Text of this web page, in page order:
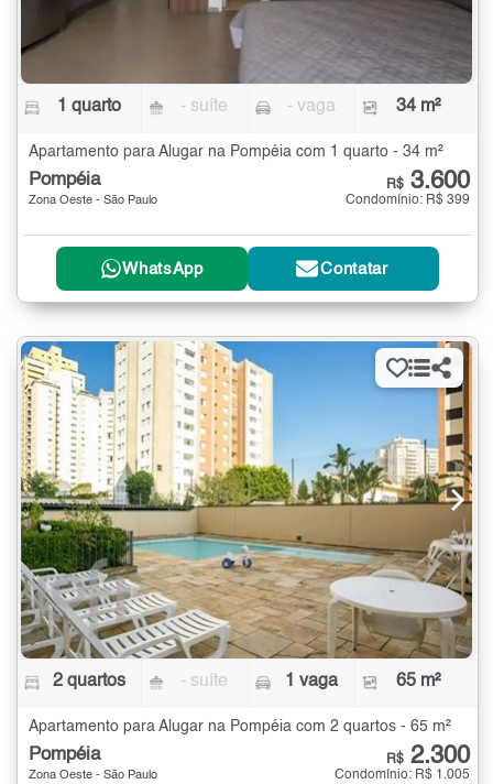
1 quarto - suíte - vaga 34 m²
Apartamento para Alugar na Pompéia com 1 quarto - 34 m²
Pompéia
Zona Oeste - São Paulo
R$ 3.600
Condomínio: R$ 399
WhatsApp Contatar
2 quartos - suíte 1 vaga 65 m²
Apartamento para Alugar na Pompéia com 2 quartos - 65 m²
Pompéia
Zona Oeste - São Paulo
R$ 2.300
Condomínio: R$ 1.005